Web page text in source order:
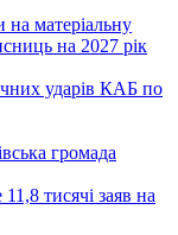
матеріальну
на 2027 рік
ударів КАБ по
громада
тисячі заяв на